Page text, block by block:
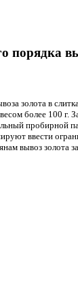
порядка
золота в
более 100
пробирной
ввести
вывоз золота